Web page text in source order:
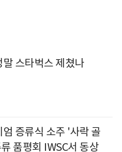
스타벅스 제쳤나
증류식 소주 '사락 골
품평회 IWSC서 동상